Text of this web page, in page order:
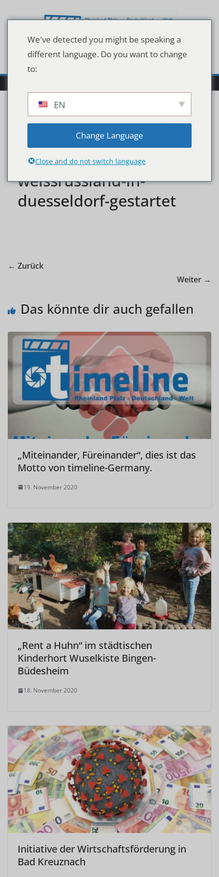
Inhalt
davis-cup-ticketverkauf-
fuer-deutschland-gegen-
weissrussland-in-
duesseldorf-gestartet
← Zurück
Weiter →
Das könnte dir auch gefallen
„Miteinander, Füreinander“, dies ist das
Motto von timeline-Germany.
19. November 2020
„Rent a Huhn“ im städtischen
Kinderhort Wuselkiste Bingen-
Büdesheim
18. November 2020
Initiative der Wirtschaftsförderung in
Bad Kreuznach
We've detected you might be speaking a
different language. Do you want to change
to:
EN
Change Language
Close and do not switch language